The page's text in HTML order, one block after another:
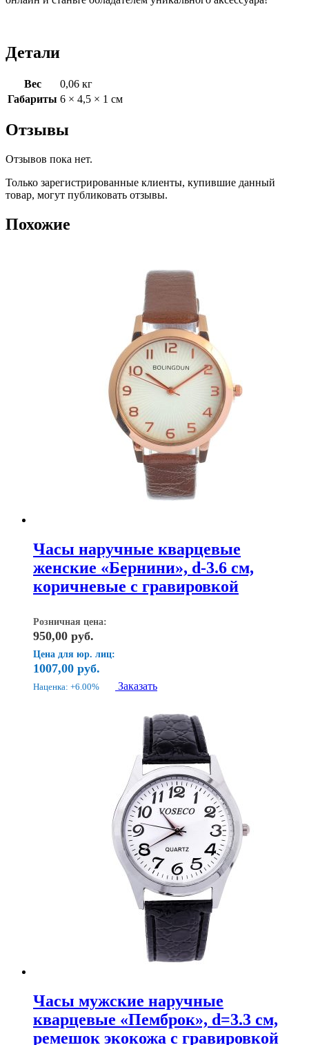
Детали
Вес
0,06 кг
Габариты 6 × 4,5 × 1 см
Отзывы
Отзывов пока нет.
Только зарегистрированные клиенты, купившие данный
товар, могут публиковать отзывы.
Похожие
Часы наручные кварцевые
женские «Бернини», d-3.6 см,
коричневые с гравировкой
Розничная цена:
950,00 руб.
Цена для юр. лиц:
1007,00 руб.
Наценка: +6.00% Заказать
Часы мужские наручные
кварцевые «Пемброк», d=3.3 см,
ремешок экокожа с гравировкой